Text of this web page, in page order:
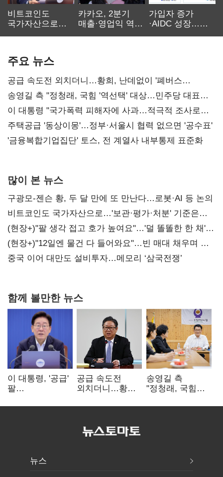
비트코인도
국가자산으로…'
카카오, 2분기
매출·영업익 역대
가입자 증가
·AIDC 성장…
주요 뉴스
공급 속도전 외치더니…황희, 난데없이 '폐버스
리모델링' 제안
송영길 측 "정청래, 국힘 '역선택' 대상…민주당 대표로
총선 지휘 못해"
이 대통령 "국가폭력 피해자에 사과…적극적 조사로
진실 밝혀야"
주택공급 '동상이몽'…정부·서울시 협력 없으면 '공수표'
'금융복합기업집단' 토스, 전 계열사 내부통제 표준화
많이 본 뉴스
구광모-젠슨 황, 두 달 만에 또 만난다…로봇·AI 등 논의
비트코인도 국가자산으로…'보관·평가·처분' 기준은
숙제
(현장+)"팔 생각 접고 호가 높여요"…'덜 똘똘한 한 채'
20억 키맞추기
(현장+)"12일엔 물건 다 들어와요"…빈 매대 채우며 문
연 홈플러스
중국 이어 대만도 설비투자…메모리 ‘삼국전쟁’
함께 볼만한 뉴스
이 대통령, '공급'
팔
여 내부선
공급 속도전
외치더니…황희,
리모델링' 제안
송영길 측
"정청래, 국힘
민주당 대표로
뉴스